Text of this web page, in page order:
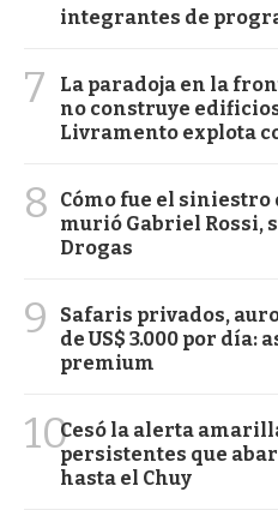
integrantes de
7
La paradoja en la
no construye
Livramento explota
8
Cómo fue el
murió Gabriel Rossi,
Drogas
9
Safaris privados,
de US$ 3.000 por día:
premium
10Cesó la alerta
persistentes que
hasta el Chuy